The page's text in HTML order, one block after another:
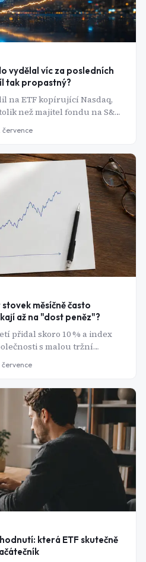
vydělal víc za posledních
tak propastný?
na ETF kopírující Nasdaq,
než majitel fondu na S&P
koncentrace na pár firem
července
měsíčně často
až na "dost peněz"?
přidal skoro 10 % a index
s malou tržní
téměř 20 %.
aby "začal pořádně",
července
která ETF skutečně